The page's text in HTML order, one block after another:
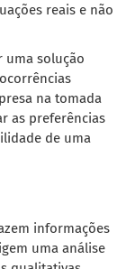
reais e não
uma solução
na tomada
as preferências
de uma
informações
uma análise